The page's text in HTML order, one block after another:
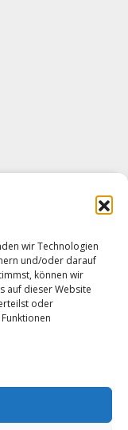
wir Technologien
und/oder darauf
können wir
auf dieser Website
oder
Facebook